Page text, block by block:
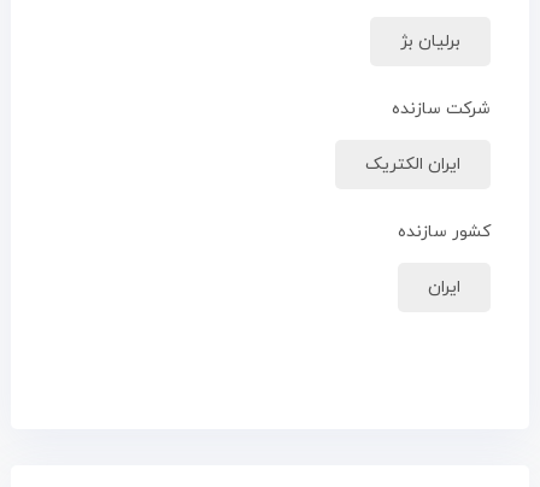
برلیان بژ
شرکت سازنده
ایران الکتریک
کشور سازنده
ایران